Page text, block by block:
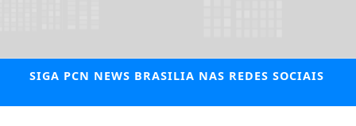
SIGA PCN NEWS BRASILIA NAS REDES SOCIAIS